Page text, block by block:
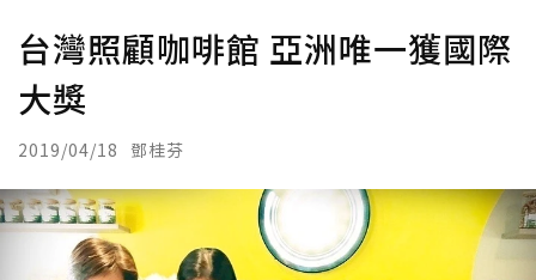
台灣照顧咖啡館 亞洲唯一獲國際
大獎
2019/04/18 鄧桂芬